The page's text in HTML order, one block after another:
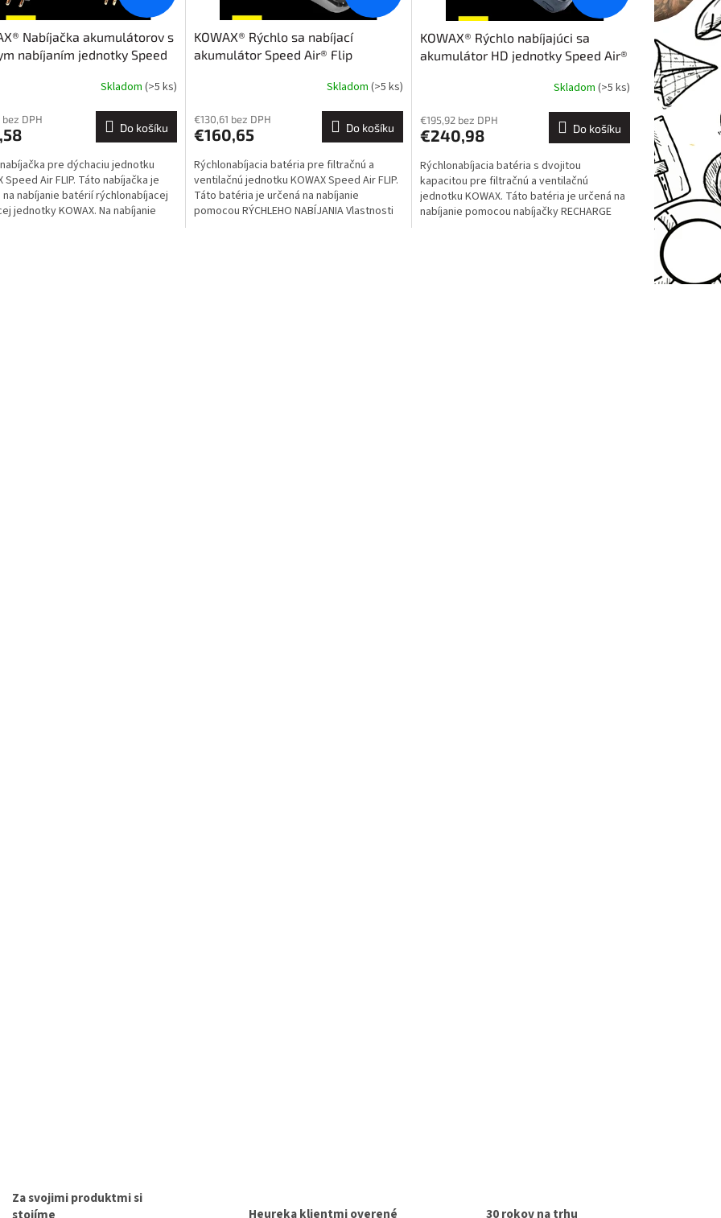
Nabíjačka akumulátorov s
nabíjaním jednotky Speed
Skladom (>5 ks)
DPH
Do košíku
pre dýchaciu jednotku
Speed Air FLIP. Táto nabíjačka je
na nabíjanie batérií rýchlonabíjacej
jednotky KOWAX. Na nabíjanie
KOWAX® Rýchlo sa nabíjací
akumulátor Speed Air® Flip
Skladom (>5 ks)
€130,61 bez DPH
€160,65 Do košíku
Rýchlonabíjacia batéria pre filtračnú a
ventilačnú jednotku KOWAX Speed Air FLIP.
Táto batéria je určená na nabíjanie
pomocou RÝCHLEHO NABÍJANIA Vlastnosti
KOWAX® Rýchlo nabíjajúci sa
akumulátor HD jednotky Speed Air®
Skladom (>5 ks)
€195,92 bez DPH
€240,98 Do košíku
Rýchlonabíjacia batéria s dvojitou
kapacitou pre filtračnú a ventilačnú
jednotku KOWAX. Táto batéria je určená na
nabíjanie pomocou nabíjačky RECHARGE
Za svojimi produktmi si
Heureka klientmi overené 30 rokov na trhu